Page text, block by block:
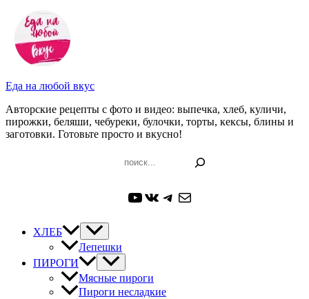
Перейти
содержимому
Еда на любой вкус
Авторские рецепты с фото и видео: выпечка, хлеб, куличи,
пирожки, беляши, чебуреки, булочки, торты, кексы, блины и
заготовки. Готовьте просто и вкусно!
YouTube
ВКонтакте
Telegram
Почта
ХЛЕБ
Лепешки
ПИРОГИ
Мясные пироги
Пироги несладкие